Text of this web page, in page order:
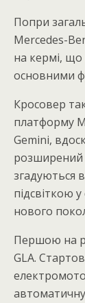
Попри
Mercedes-
на кермі, що
основними
Кросовер
платформу
Gemini,
розширений
згадуються
підсвіткою
нового
Першою на
GLA.